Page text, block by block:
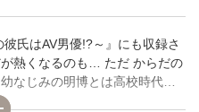
氏はAV男優!?～』にも収録さ
熱くなるのも… ただ からだの
なじみの明博とは高校時代か
いし、気軽にコイバナっぽい